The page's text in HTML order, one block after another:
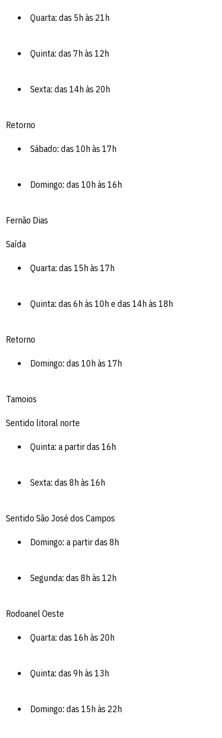
Quarta: das 5h às 21h
Quinta: das 7h às 12h
Sexta: das 14h às 20h
Retorno
Sábado: das 10h às 17h
Domingo: das 10h às 16h
Fernão Dias
Saída
Quarta: das 15h às 17h
Quinta: das 6h às 10h e das 14h às 18h
Retorno
Domingo: das 10h às 17h
Tamoios
Sentido litoral norte
Quinta: a partir das 16h
Sexta: das 8h às 16h
Sentido São José dos Campos
Domingo: a partir das 8h
Segunda: das 8h às 12h
Rodoanel Oeste
Quarta: das 16h às 20h
Quinta: das 9h às 13h
Domingo: das 15h às 22h